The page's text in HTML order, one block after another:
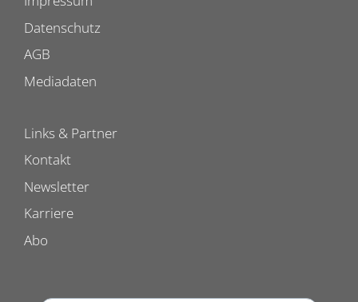
Datenschutz
AGB
Mediadaten
Links & Partner
Kontakt
Newsletter
Karriere
Abo